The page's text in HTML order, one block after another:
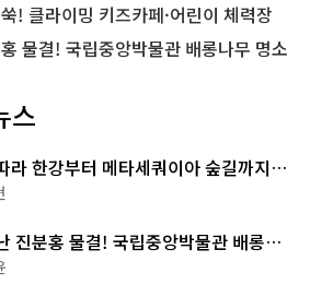
! 클라이밍 키즈카페·어린이 체력장
물결! 국립중앙박물관 배롱나무 명소
스
라 한강부터 메타세쿼이아 숲길까지…
스
진분홍 물결! 국립중앙박물관 배롱나